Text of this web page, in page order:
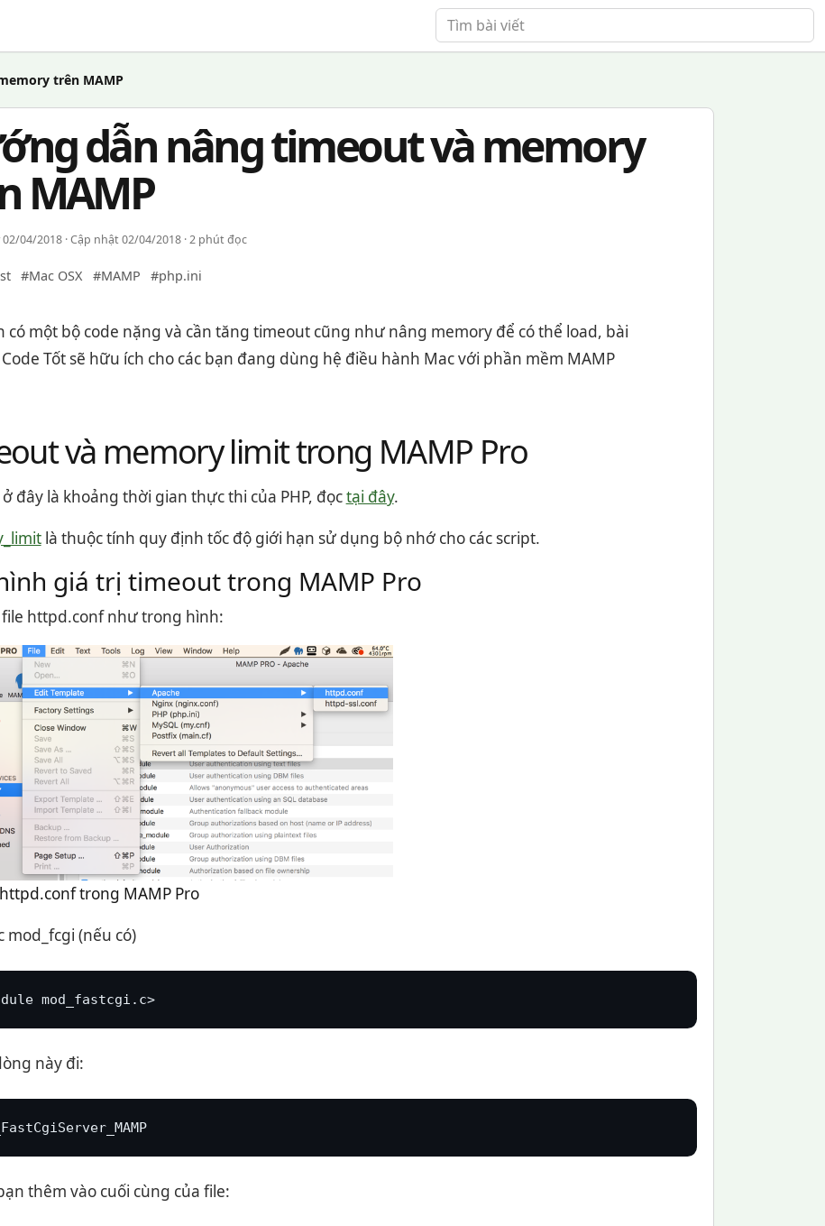
Tìm bài viết
trên MAMP
dẫn nâng timeout và memory
MAMP
04/2018 · Cập nhật 02/04/2018 · 2 phút đọc
#Mac OSX #MAMP #php.ini
có một bộ code nặng và cần tăng timeout cũng như nâng memory để có thể load, bài
Tốt sẽ hữu ích cho các bạn đang dùng hệ điều hành Mac với phần mềm MAMP
và memory limit trong MAMP Pro
đây là khoảng thời gian thực thi của PHP, đọctại đây.
là thuộc tính quy định tốc độ giới hạn sử dụng bộ nhớ cho các script.
giá trị timeout trong MAMP Pro
file httpd.conf như trong hình:
trong MAMP Pro
mod_fcgi (nếu có)
mod_fastcgi.c>
này đi:
thêm vào cuối cùng của file: